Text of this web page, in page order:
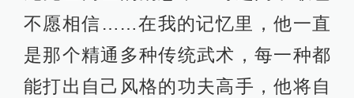
不愿相信……在我的记忆里，他一直
是那个精通多种传统武术，每一种都
能打出自己风格的功夫高手，他将自